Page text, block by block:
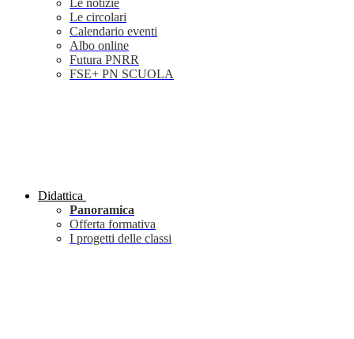
Le notizie
Le circolari
Calendario eventi
Albo online
Futura PNRR
FSE+ PN SCUOLA
Didattica
Panoramica
Offerta formativa
I progetti delle classi